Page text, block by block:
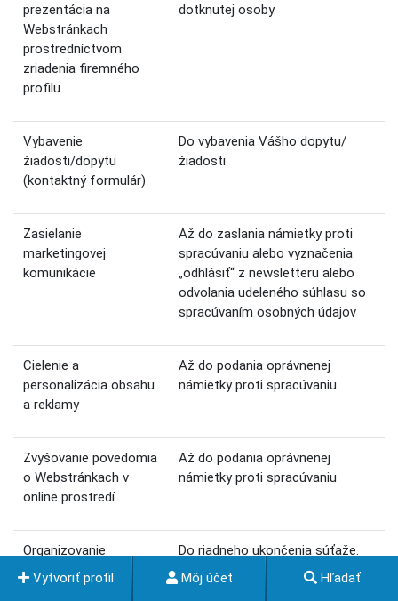
prezentácia na
Webstránkach
prostredníctvom
zriadenia firemného
profilu
dotknutej osoby.
Vybavenie
žiadosti/dopytu
(kontaktný formulár)
Do vybavenia Vášho dopytu/
žiadosti
Zasielanie
marketingovej
komunikácie
Až do zaslania námietky proti
spracúvaniu alebo vyznačenia
„odhlásiť“ z newsletteru alebo
odvolania udeleného súhlasu so
spracúvaním osobných údajov
Cielenie a
personalizácia obsahu
a reklamy
Až do podania oprávnenej
námietky proti spracúvaniu.
Zvyšovanie povedomia
o Webstránkach v
online prostredí
Až do podania oprávnenej
námietky proti spracúvaniu
Organizovanie
spotrebiteľských
súťaží
Do riadneho ukončenia súťaže.
Osobné údaje výhercu môžu byť
spracúvané dlhšie aj pri
Vytvoriť profil Môj účet Hľadať